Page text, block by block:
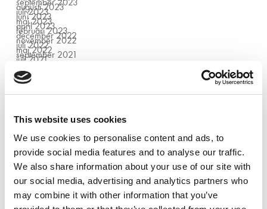
This website uses cookies
We use cookies to personalise content and ads, to
provide social media features and to analyse our traffic.
We also share information about your use of our site with
our social media, advertising and analytics partners who
may combine it with other information that you’ve
augusti 2023
juli 2023
juni 2023
maj 2023
april 2023
februari 2023
december 2022
november 2022
juli 2022
maj 2022
september 2021
juli 2021
juni 2021
oktober 2020
september 2020
juni 2020
januari 2020
september 2019
augusti 2019
juni 2019
februari 2019
januari 2019
oktober 2018
juni 2018
mars 2018
februari 2018
november 2017
oktober 2017
september 2017
juni 2017
maj 2017
mars 2017
oktober 2016
mars 2016
Categories
Ängelholm
Bod
Evenemang
Göteborg
Halmstad
Helsingborg
Huvudkontor
Kran & Hiss
Kristianstad
Malmö
Maskiner